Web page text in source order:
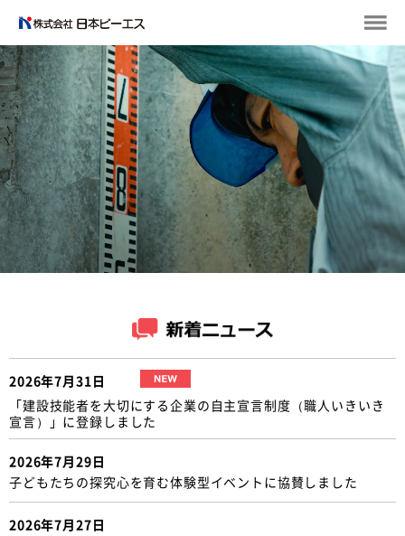
2026年7月31日
「建設技能者を大切にする企業の自主宣言制度（職人いきいき
宣言）」に登録しました
2026年7月29日
子どもたちの探究心を育む体験型イベントに協賛しました
2026年7月27日